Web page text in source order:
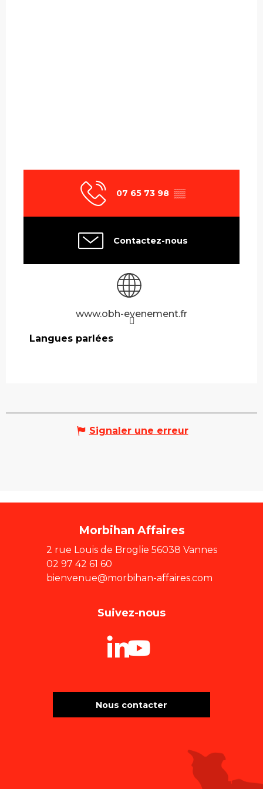
07 65 73 98 ▒▒
Contactez-nous
www.obh-evenement.fr
Langues parlées
Langues parlées
Signaler une erreur
Morbihan Affaires
2 rue Louis de Broglie 56038 Vannes
02 97 42 61 60
bienvenue@morbihan-affaires.com
Nous contacter
Suivez-nous